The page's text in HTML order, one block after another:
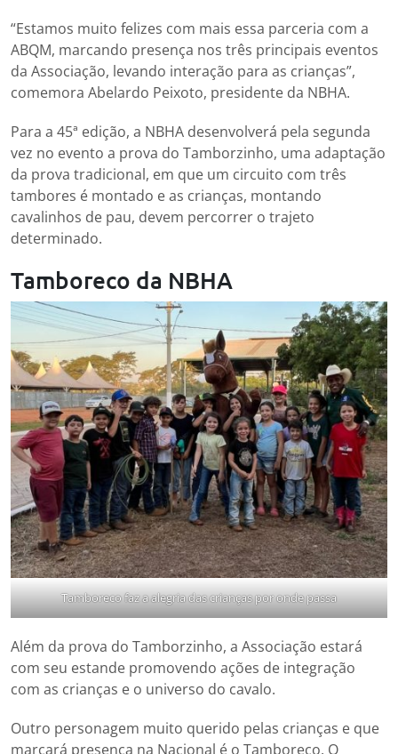
“Estamos muito felizes com mais essa parceria com a
ABQM, marcando presença nos três principais eventos
da Associação, levando interação para as crianças”,
comemora Abelardo Peixoto, presidente da NBHA.
Para a 45ª edição, a NBHA desenvolverá pela segunda
vez no evento a prova do Tamborzinho, uma adaptação
da prova tradicional, em que um circuito com três
tambores é montado e as crianças, montando
cavalinhos de pau, devem percorrer o trajeto
determinado.
Tamboreco da NBHA
Tamboreco faz a alegria das crianças por onde passa
Além da prova do Tamborzinho, a Associação estará
com seu estande promovendo ações de integração
com as crianças e o universo do cavalo.
Outro personagem muito querido pelas crianças e que
marcará presença na Nacional é o Tamboreco. O